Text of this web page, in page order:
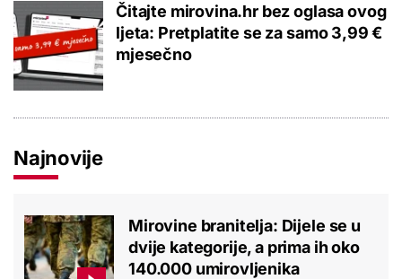
Čitajte mirovina.hr bez oglasa ovog
ljeta: Pretplatite se za samo 3,99 €
mjesečno
Najnovije
Mirovine branitelja: Dijele se u
dvije kategorije, a prima ih oko
140.000 umirovljenika